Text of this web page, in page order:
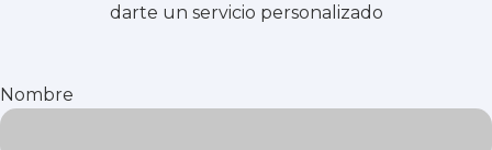
darte un servicio personalizado
Nombre